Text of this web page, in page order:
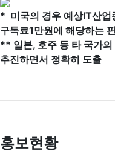
* 미국의 경우 예상IT산
구독료1만원에 해당하는
** 일본, 호주 등 타 국가
추진하면서 정확히 도출
홍보현황